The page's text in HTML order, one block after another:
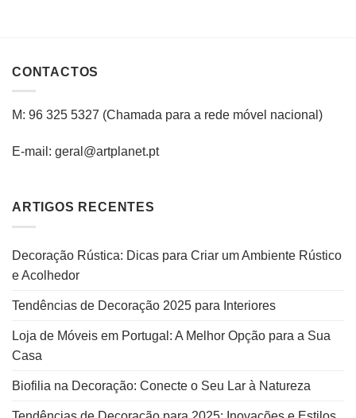
CONTACTOS
M: 96 325 5327 (Chamada para a rede móvel nacional )
E-mail: geral@artplanet.pt
ARTIGOS RECENTES
Decoração Rústica: Dicas para Criar um Ambiente Rústico
e Acolhedor
Tendências de Decoração 2025 para Interiores
Loja de Móveis em Portugal: A Melhor Opção para a Sua
Casa
Biofilia na Decoração: Conecte o Seu Lar à Natureza